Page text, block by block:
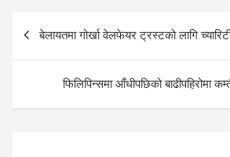
Post
navigation
बेलायतमा गोर्खा वेलफेयर ट्रस्टको लागि
फिलिपिन्समा आँधीपछिको बाढीपहिरोमा